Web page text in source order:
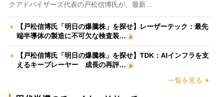
クアドバイザーズ代表の戸松信博氏が、最新…
【戸松信博氏「明日の爆騰株」を探せ】レーザーテック：最先
端半導体の製造に不可欠な検査装…
【戸松信博氏「明日の爆騰株」を探せ】TDK：AIインフラを支
えるキープレーヤー 成長の再評…
一覧を見る